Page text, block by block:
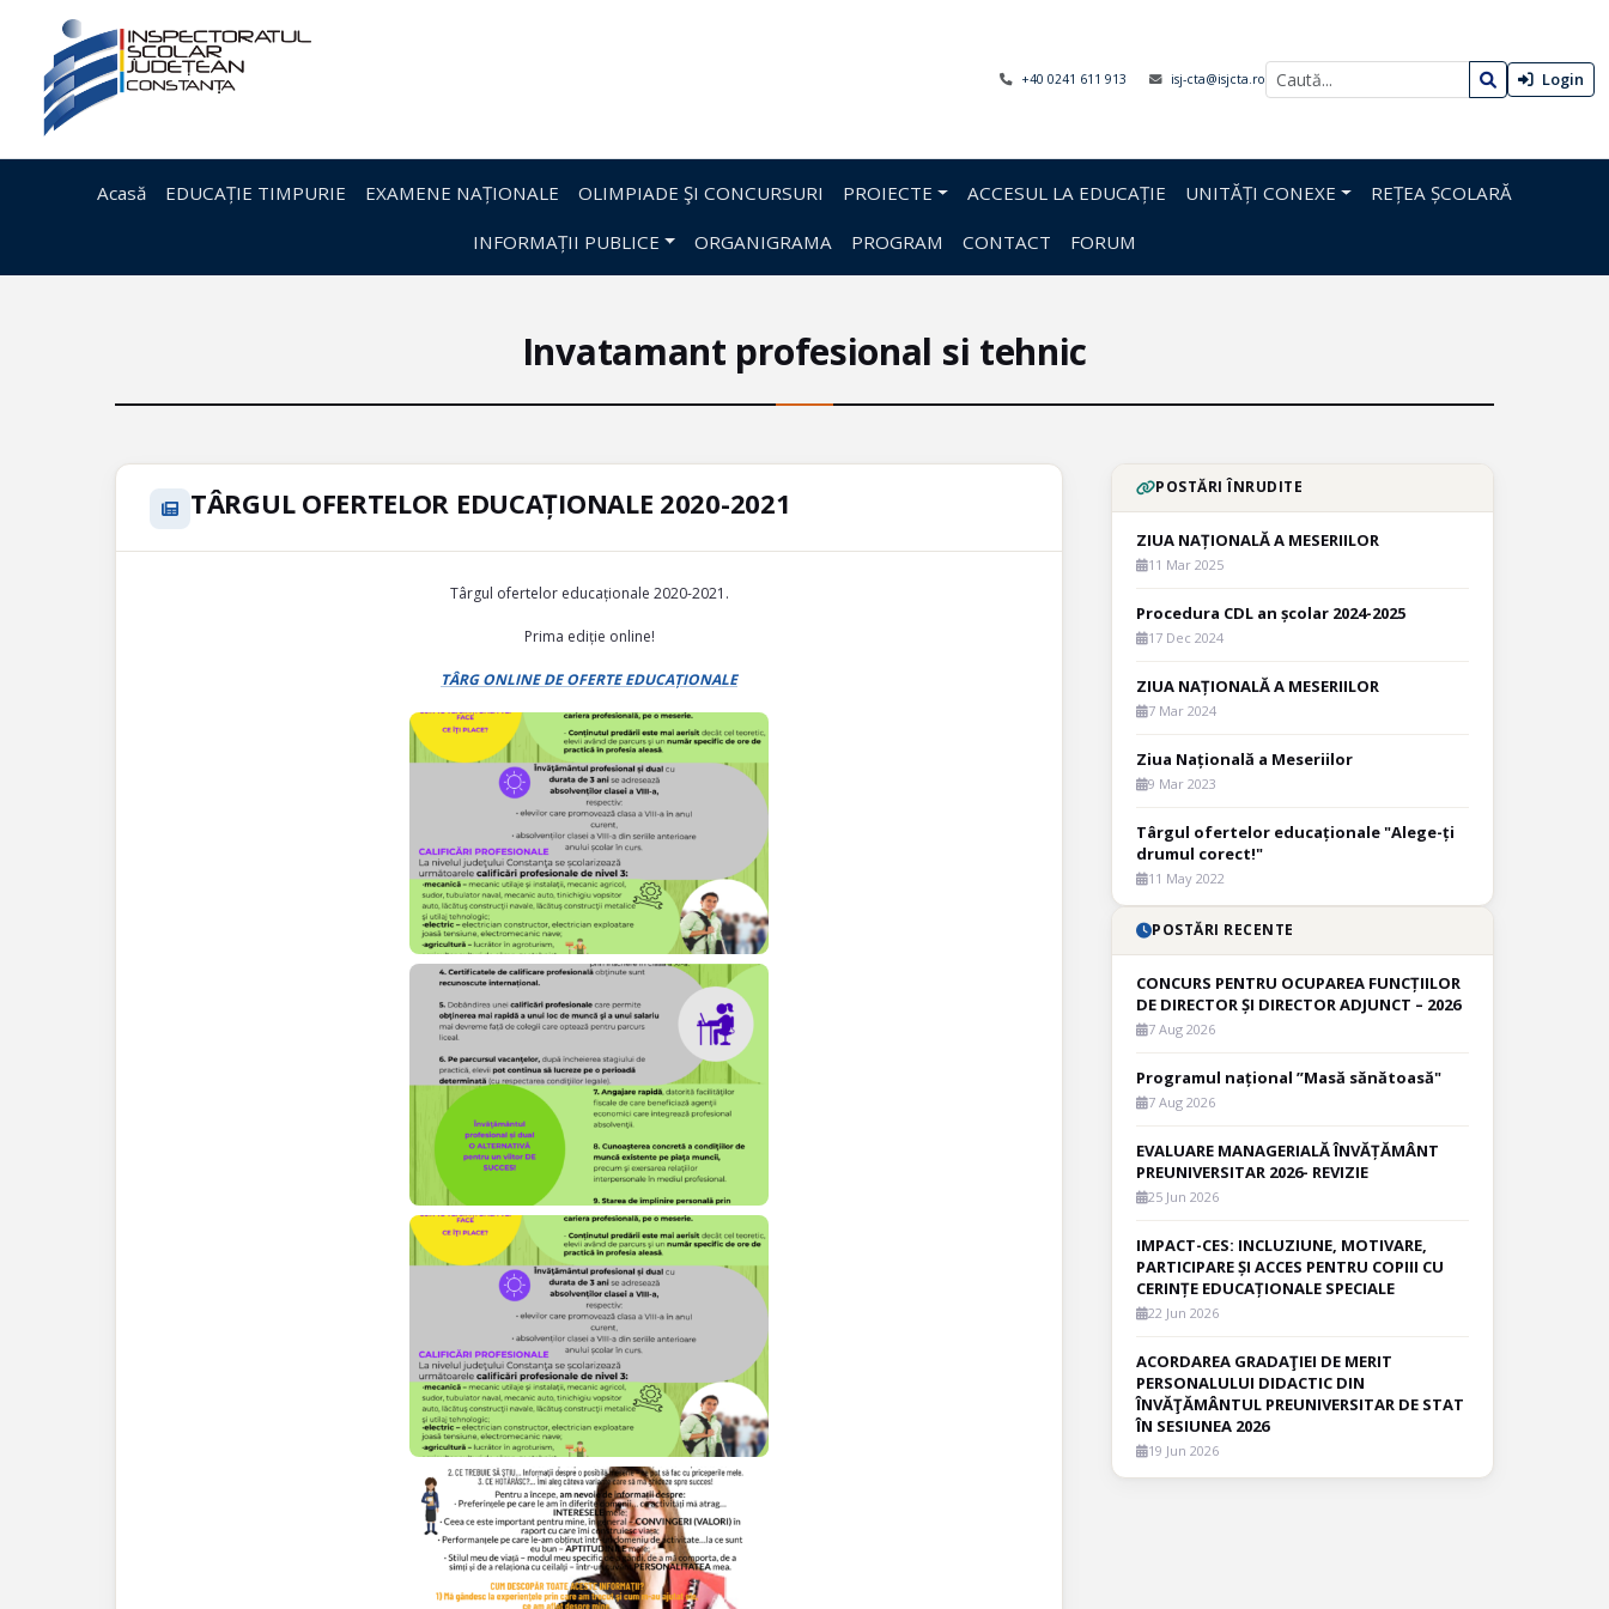
+40 0241 611 913 isj-cta@isjcta.ro Login
Acasă EDUCAȚIE TIMPURIE EXAMENE NAȚIONALE OLIMPIADE ŞI CONCURSURI PROIECTE ACCESUL LA EDUCAȚIE UNITĂȚI CONEXE REȚEA ȘCOLARĂ
INFORMAȚII PUBLICE ORGANIGRAMA PROGRAM CONTACT FORUM
Invatamant profesional si tehnic
TÂRGUL OFERTELOR EDUCAȚIONALE 2020-2021
Târgul ofertelor educaționale 2020-2021.
Prima ediție online!
TÂRG ONLINE DE OFERTE EDUCAȚIONALE
POSTĂRI ÎNRUDITE
ZIUA NAȚIONALĂ A MESERIILOR
11 Mar 2025
Procedura CDL an școlar 2024-2025
17 Dec 2024
ZIUA NAȚIONALĂ A MESERIILOR
7 Mar 2024
Ziua Națională a Meseriilor
9 Mar 2023
Târgul ofertelor educaționale "Alege-ți
drumul corect!"
11 May 2022
POSTĂRI RECENTE
CONCURS PENTRU OCUPAREA FUNCȚIILOR
DE DIRECTOR ȘI DIRECTOR ADJUNCT – 2026
7 Aug 2026
Programul național ”Masă sănătoasă"
7 Aug 2026
EVALUARE MANAGERIALĂ ÎNVĂȚĂMÂNT
PREUNIVERSITAR 2026- REVIZIE
25 Jun 2026
IMPACT-CES: INCLUZIUNE, MOTIVARE,
PARTICIPARE ȘI ACCES PENTRU COPIII CU
CERINȚE EDUCAȚIONALE SPECIALE
22 Jun 2026
ACORDAREA GRADAŢIEI DE MERIT
PERSONALULUI DIDACTIC DIN
ÎNVĂŢĂMÂNTUL PREUNIVERSITAR DE STAT
ÎN SESIUNEA 2026
19 Jun 2026